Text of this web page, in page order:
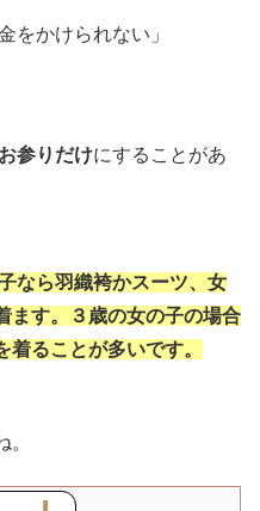
をかけられない」
参りだけにすることがあ
なら羽織袴かスーツ、女
ます。３歳の女の子の場合
ることが多いです。